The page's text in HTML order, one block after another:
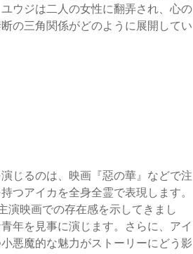
ウジは二人の女性に翻弄され、心の
の三角関係がどのように展開してい
じるのは、映画『惡の華』などで注
つアイカを全身全霊で表現します。
演映画での存在感を示してきまし
年を見事に演じます。さらに、アイ
悪魔的な魅力がストーリーにどう影